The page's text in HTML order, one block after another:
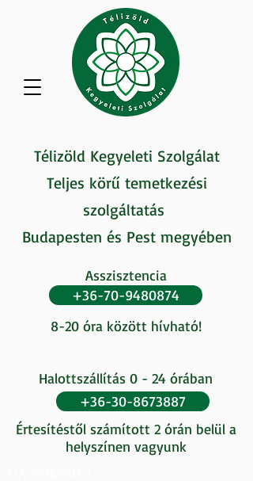
Télizöld Kegyeleti Szolgálat
Teljes körű temetkezési
szolgáltatás
Budapesten és Pest megyében
Asszisztencia
8-20 óra között hívható!
+36-70-9480874
Halottszállítás 0 - 24 órában
Értesítéstől számított 2 órán belül a
helyszínen vagyunk
+36-30-8673887